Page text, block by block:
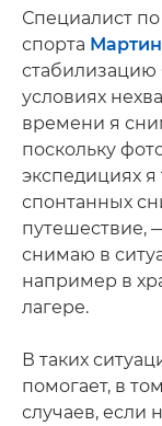
Специалист
спорта
стабилизацию
условиях
времени я
поскольку
экспедициях
спонтанных
путешествие,
снимаю в
например в
лагере.
В таких
помогает, в
случаев, если